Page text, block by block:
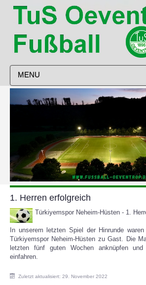
MENU
DAMEN
JUGEND
TRAINING
SPIELPLAN
SPORTHEIM
1. Herren erfolgreich
Türkiyemspor Neheim-Hüsten - 1.
In unserem letzten Spiel der Hinrunde
Türkiyemspor Neheim-Hüsten zu Gast. Die
letzten fünf guten Wochen anknüpfen
einfahren.
Zuletzt aktualisiert: 29. November 2022